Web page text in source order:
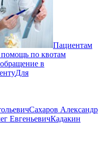
Пациентам
по квотам
в
Для
Сахаров Александр
ЕвгеньевичКадакин